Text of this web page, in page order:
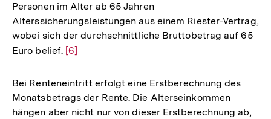
Personen im Alter ab 65 Jahren
Alterssicherungsleistungen aus einem Riester-Vertrag,
wobei sich der durchschnittliche Bruttobetrag auf 65
Euro belief. Zur
der
Fußnote
[6]
Bei Renteneintritt erfolgt eine Erstberechnung des
Monatsbetrags der Rente. Die Alterseinkommen
hängen aber nicht nur von dieser Erstberechnung ab,